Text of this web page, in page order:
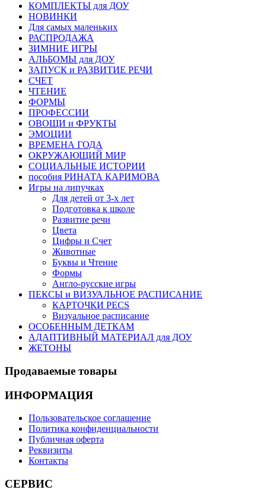
КОМПЛЕКТЫ для ДОУ
НОВИНКИ
Для самых маленьких
РАСПРОДАЖА
ЗИМНИЕ ИГРЫ
АЛЬБОМЫ для ДОУ
ЗАПУСК и РАЗВИТИЕ РЕЧИ
СЧЕТ
ЧТЕНИЕ
ФОРМЫ
ПРОФЕССИИ
ОВОЩИ и ФРУКТЫ
ЭМОЦИИ
ВРЕМЕНА ГОДА
ОКРУЖАЮЩИЙ МИР
СОЦИАЛЬНЫЕ ИСТОРИИ
пособия РИНАТА КАРИМОВА
Игры на липучках
Для детей от 3-х лет
Подготовка к школе
Развитие речи
Цвета
Цифры и Счет
Животные
Буквы и Чтение
Формы
Англо-русские игры
ПЕКСЫ и ВИЗУАЛЬНОЕ РАСПИСАНИЕ
КАРТОЧКИ PECS
Визуальное расписание
ОСОБЕННЫМ ДЕТКАМ
АДАПТИВНЫЙ МАТЕРИАЛ для ДОУ
ЖЕТОНЫ
Продаваемые товары
ИНФОРМАЦИЯ
Пользовательское соглашение
Политика конфиденциальности
Публичная оферта
Реквизиты
Контакты
СЕРВИС